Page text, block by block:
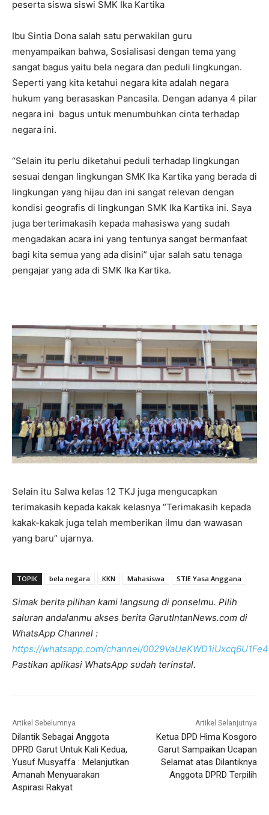
peserta siswa siswi SMK Ika Kartika
Ibu Sintia Dona salah satu perwakilan guru
menyampaikan bahwa, Sosialisasi dengan tema yang
sangat bagus yaitu bela negara dan peduli lingkungan.
Seperti yang kita ketahui negara kita adalah negara
hukum yang berasaskan Pancasila. Dengan adanya 4 pilar
negara ini bagus untuk menumbuhkan cinta terhadap
negara ini.
“Selain itu perlu diketahui peduli terhadap lingkungan
sesuai dengan lingkungan SMK Ika Kartika yang berada di
lingkungan yang hijau dan ini sangat relevan dengan
kondisi geografis di lingkungan SMK Ika Kartika ini. Saya
juga berterimakasih kepada mahasiswa yang sudah
mengadakan acara ini yang tentunya sangat bermanfaat
bagi kita semua yang ada disini” ujar salah satu tenaga
pengajar yang ada di SMK Ika Kartika.
Selain itu Salwa kelas 12 TKJ juga mengucapkan
terimakasih kepada kakak kelasnya “Terimakasih kepada
kakak-kakak juga telah memberikan ilmu dan wawasan
yang baru” ujarnya.
TOPIK bela negara KKN Mahasiswa STIE Yasa Anggana
Simak berita pilihan kami langsung di ponselmu. Pilih
saluran andalanmu akses berita GarutIntanNews.com di
WhatsApp Channel :
https://whatsapp.com/channel/
Pastikan aplikasi WhatsApp sudah terinstal.
Artikel Sebelumnya
Dilantik Sebagai Anggota
DPRD Garut Untuk Kali Kedua,
Yusuf Musyaffa : Melanjutkan
Amanah Menyuarakan
Aspirasi Rakyat
Artikel Selanjutnya
Ketua DPD Hima Kosgoro
Garut Sampaikan Ucapan
Selamat atas Dilantiknya
Anggota DPRD Terpilih